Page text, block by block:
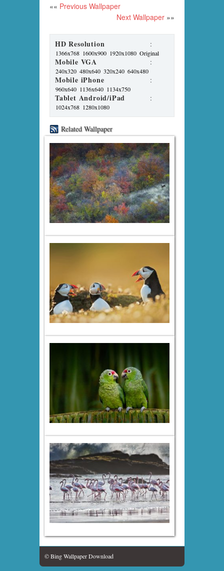
«« Previous Wallpaper
Next Wallpaper »»
HD Resolution :
1366x768 1600x900 1920x1080 Original
Mobile VGA :
240x320 480x640 320x240 640x480
Mobile iPhone :
960x640 1136x640 1134x750
Tablet Android/iPad :
1024x768 1280x1080
Related Wallpaper
© Bing Wallpaper Download